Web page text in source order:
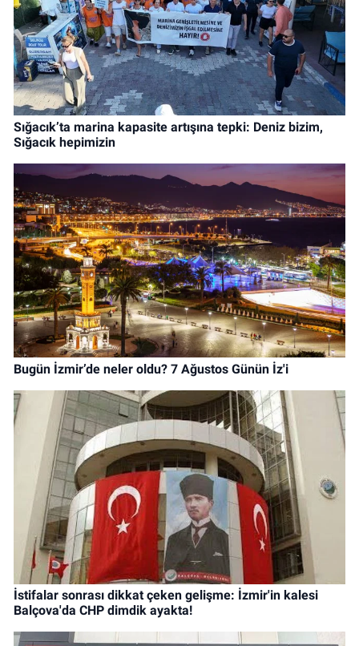
Sığacık’ta marina kapasite artışına tepki: Deniz bizim,
Sığacık hepimizin
Bugün İzmir’de neler oldu? 7 Ağustos Günün İz'i
İstifalar sonrası dikkat çeken gelişme: İzmir'in kalesi
Balçova'da CHP dimdik ayakta!